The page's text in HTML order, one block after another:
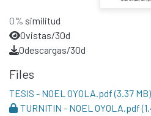
0% similitud
0vistas/30d
0descargas/30d
Files
TESIS - NOEL OYOLA.pdf(3.37 MB)
TURNITIN - NOEL OYOLA.pdf